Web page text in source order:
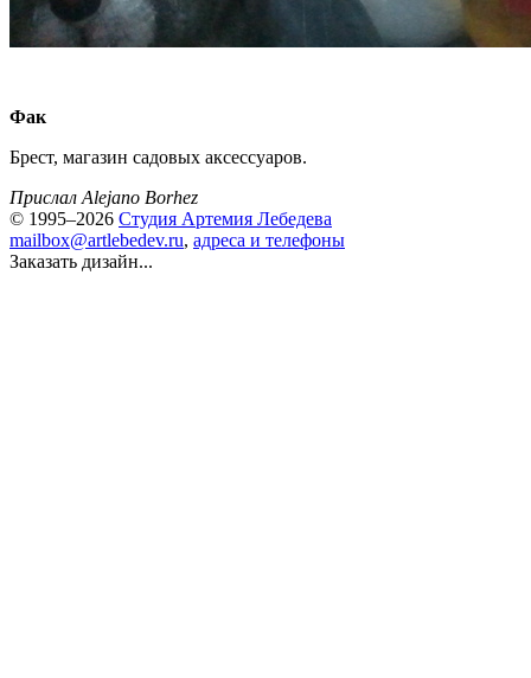
Фак
Брест, магазин садовых аксессуаров.
Прислал Alejano Borhez
© 1995–2026 Студия Артемия Лебедева
mailbox@artlebedev.ru, адреса и телефоны
Заказать дизайн...